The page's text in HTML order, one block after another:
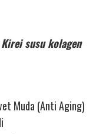
Kirei susu kolagen
Muda (Anti Aging)